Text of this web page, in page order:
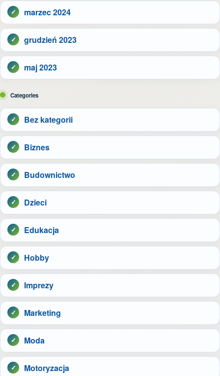
marzec 2024
grudzień 2023
maj 2023
Categories
Bez kategorii
Biznes
Budownictwo
Dzieci
Edukacja
Hobby
Imprezy
Marketing
Moda
Motoryzacja